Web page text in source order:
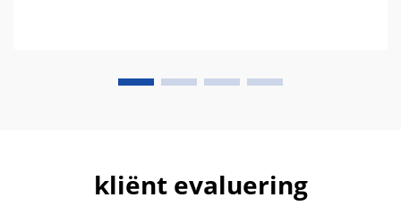
kliënt evaluering